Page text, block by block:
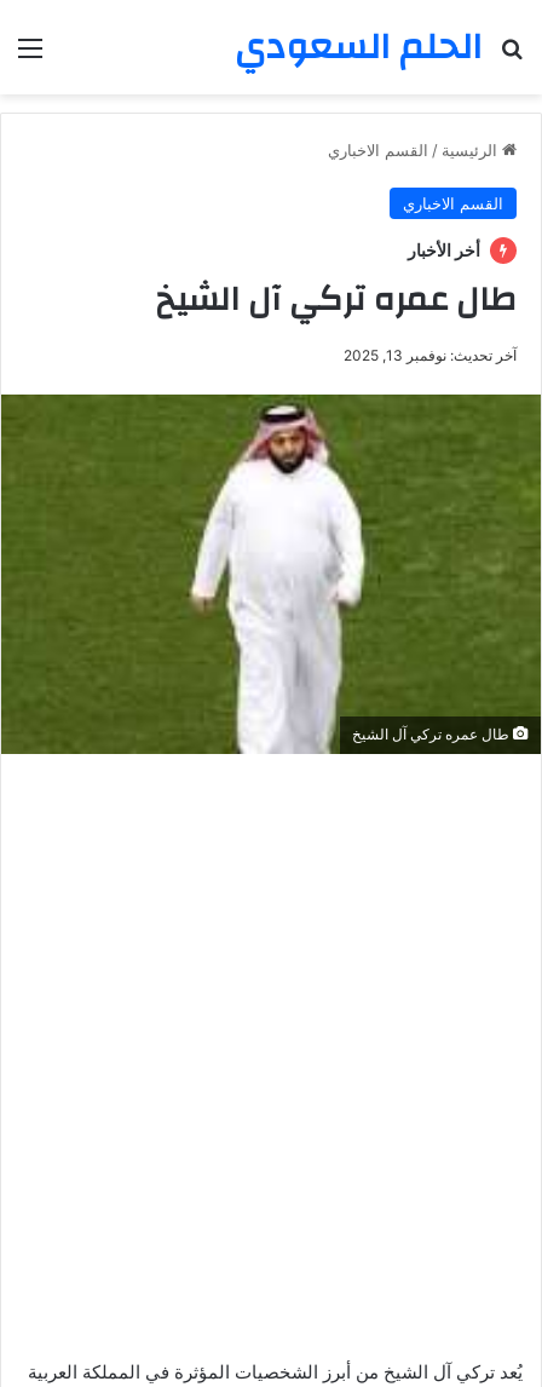
الحلم السعودي
بحث عن
الرئيسية / القسم الاخباري
القسم الاخباري
أخر الأخبار
طال عمره تركي آل الشيخ
آخر تحديث: نوفمبر 13, 2025
طال عمره تركي آل الشيخ
يُعد تركي آل الشيخ من أبرز الشخصيات المؤثرة في المملكة العربية